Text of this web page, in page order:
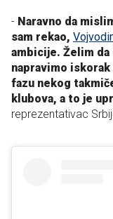
- Naravno da
sam rekao,
ambicije. Želim
napravimo iskorak
fazu nekog
klubova, a to je
reprezentativac